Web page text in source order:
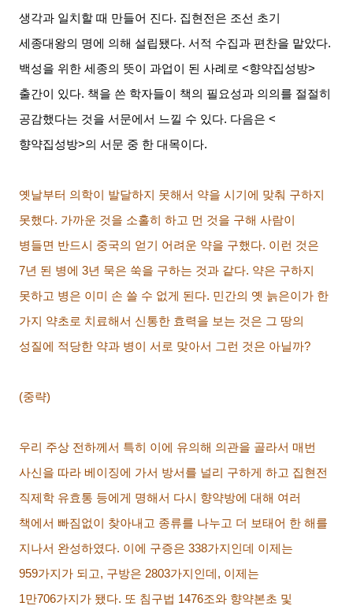
생각과 일치할 때 만들어 진다. 집현전은 조선 초기
세종대왕의 명에 의해 설립됐다.서적 수집과 편찬을 맡았다.
백성을 위한 세종의 뜻이 과업이 된 사례로 <향약집성방>
출간이 있다. 책을 쓴 학자들이 책의 필요성과 의의를 절절히
공감했다는 것을 서문에서 느낄 수 있다. 다음은 <
향약집성방>의 서문 중 한 대목이다.
옛날부터 의학이 발달하지 못해서 약을 시기에 맞춰 구하지
못했다. 가까운 것을 소홀히 하고 먼 것을 구해 사람이
병들면 반드시 중국의 얻기 어려운 약을 구했다. 이런 것은
7년 된 병에 3년 묵은 쑥을 구하는 것과 같다. 약은 구하지
못하고 병은 이미 손 쓸 수 없게 된다. 민간의 옛 늙은이가 한
가지 약초로 치료해서 신통한 효력을 보는 것은 그 땅의
성질에 적당한 약과 병이 서로 맞아서 그런 것은 아닐까?
(중략)
우리 주상 전하께서 특히 이에 유의해 의관을 골라서 매번
사신을 따라 베이징에 가서 방서를 널리 구하게 하고 집현전
직제학 유효통 등에게 명해서 다시 향약방에 대해 여러
책에서 빠짐없이 찾아내고 종류를 나누고 더 보태어 한 해를
지나서 완성하였다. 이에 구증은 338가지인데 이제는
959가지가 되고, 구방은 2803가지인데, 이제는
1만706가지가 됐다. 또 침구법 1476조와 향약본초 및